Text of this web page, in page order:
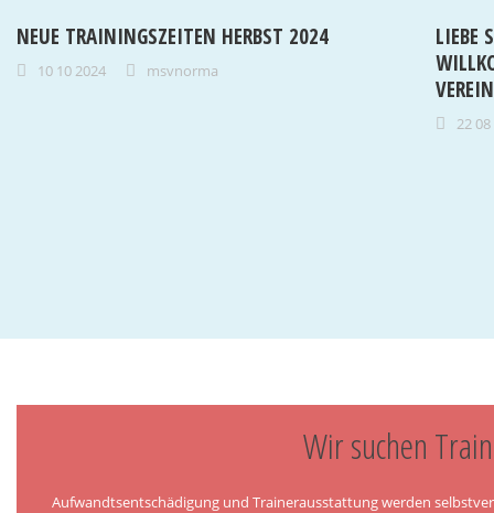
NEUE TRAININGSZEITEN HERBST 2024
10 10 2024 msvnorma
LIEBE
22
Wir suchen
Aufwandtsentschädigung und Trainerausstattung werden